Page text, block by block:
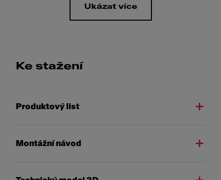
Ukázat více
Ke stažení
Produktový list
Montážní návod